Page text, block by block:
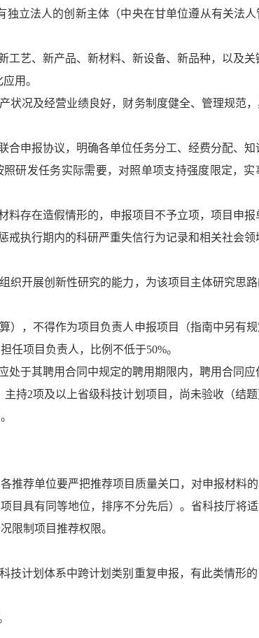
立法人的创新主体（中央在甘单位遵从有关法
艺、新产品、新材料、新设备、新品种，以及
用。
状况及经营业绩良好，财务制度健全、管理规范
申报协议，明确各单位任务分工、经费分配、知
研发任务实际需要，对照单项支持强度限定，
存在造假情形的，申报项目不予立项，项目申报
执行期内的科研严重失信行为记录和相关社会领
织开展创新性研究的能力，为该项目主体研究思
），不得作为项目负责人申报项目（指南中另有
任项目负责人，比例不低于50%。
于其聘用合同中规定的聘用期限内，聘用合同应
持2项及以上省级科技计划项目，尚未验收（结
推荐单位要严把推荐项目质量关口，对申报材料
目具有同等地位，排序不分先后）。省科技厅将
限制项目推荐权限。
技计划体系中跨计划类别重复申报，有此类情形